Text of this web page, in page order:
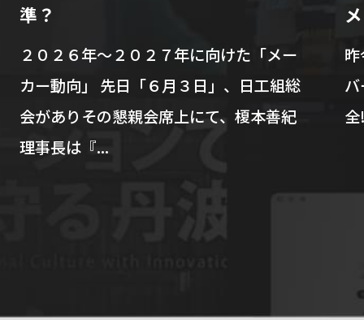
準？
２０２６年～２０２７年に向けた「メー
カー動向」 先日「６月３日」、日工組総
会がありその懇親会席上にて、榎本善紀
理事長は『...